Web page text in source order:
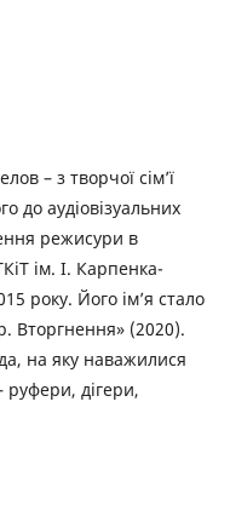
– з творчої сім’ї
до аудіовізуальних
режисури в
ім. І. Карпенка-
року. Його ім’я стало
Вторгнення» (2020).
на яку наважилися
дігери,